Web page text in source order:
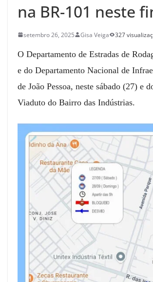
na BR-101 neste
setembro 26, 2025 Gisa Veiga 327
O Departamento de Estradas de
e do Departamento Nacional de
de João Pessoa, neste sábado (27) e
Viaduto do Bairro das Indústrias.